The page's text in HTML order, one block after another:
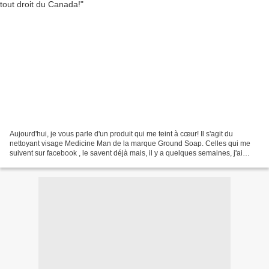
Aujourd'hui, je vous parle d'un produit qui me teint à cœur! Il s'agit du
nettoyant visage Medicine Man de la marque Ground Soap. Celles qui me
suivent sur facebook , le savent déjà mais, il y a quelques semaines, j'ai